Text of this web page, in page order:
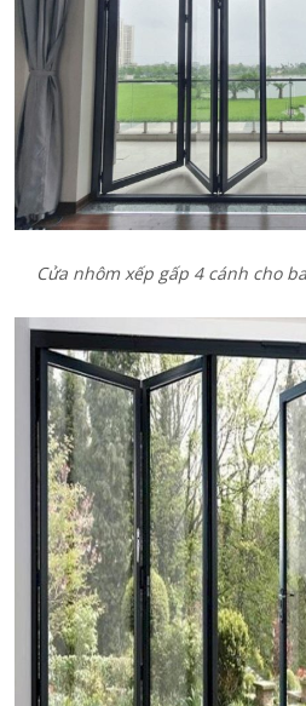
Cửa nhôm xếp gấp 4 cánh cho